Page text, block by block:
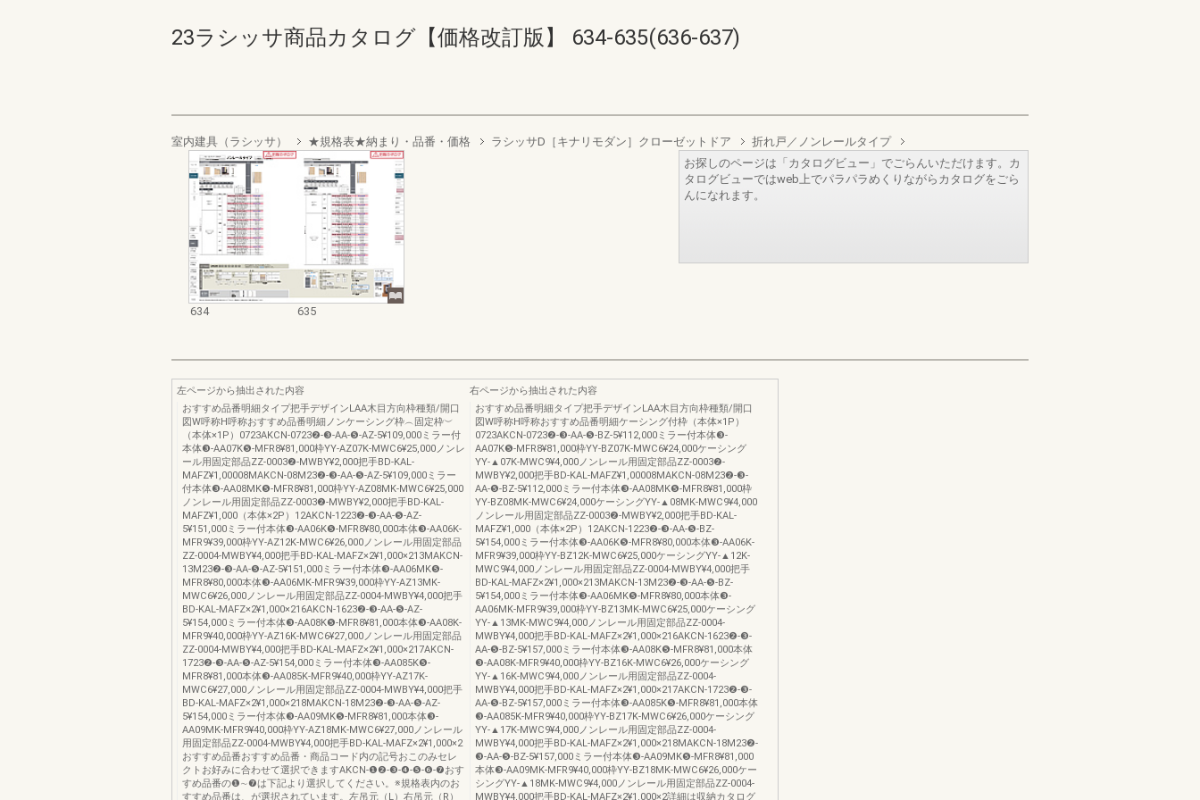
23ラシッサ商品カタログ【価格改訂版】 634-635(636-637)
室内建具（ラシッサ） ★規格表★納まり・品番・価格 ラシッサD［キナリモダン］クローゼットドア 折れ戸／ノンレールタイプ
634 635
お探しのページは「カタログビュー」でごらんいただけます。カ
タログビューではweb上でパラパラめくりながらカタログをごら
んになれます。
左ページから抽出された内容
おすすめ品番明細タイプ把手デザインLAA木目方向枠種類/開口
図W呼称H呼称おすすめ品番明細ノンケーシング枠︵固定枠︶
（本体×1P）0723AKCN-0723❷-❸-AA-❺-AZ-5¥109,000ミラー付
本体❸-AA07K❺-MFR8¥81,000枠YY-AZ07K-MWC6¥25,000ノンレ
ール用固定部品ZZ-0003❷-MWBY¥2,000把手BD-KAL-
MAFZ¥1,00008MAKCN-08M23❷-❸-AA-❺-AZ-5¥109,000ミラー
付本体❸-AA08MK❺-MFR8¥81,000枠YY-AZ08MK-MWC6¥25,000
ノンレール用固定部品ZZ-0003❷-MWBY¥2,000把手BD-KAL-
MAFZ¥1,000（本体×2P）12AKCN-1223❷-❸-AA-❺-AZ-
5¥151,000ミラー付本体❸-AA06K❺-MFR8¥80,000本体❸-AA06K-
MFR9¥39,000枠YY-AZ12K-MWC6¥26,000ノンレール用固定部品
ZZ-0004-MWBY¥4,000把手BD-KAL-MAFZ×2¥1,000×213MAKCN-
13M23❷-❸-AA-❺-AZ-5¥151,000ミラー付本体❸-AA06MK❺-
MFR8¥80,000本体❸-AA06MK-MFR9¥39,000枠YY-AZ13MK-
MWC6¥26,000ノンレール用固定部品ZZ-0004-MWBY¥4,000把手
BD-KAL-MAFZ×2¥1,000×216AKCN-1623❷-❸-AA-❺-AZ-
5¥154,000ミラー付本体❸-AA08K❺-MFR8¥81,000本体❸-AA08K-
MFR9¥40,000枠YY-AZ16K-MWC6¥27,000ノンレール用固定部品
ZZ-0004-MWBY¥4,000把手BD-KAL-MAFZ×2¥1,000×217AKCN-
1723❷-❸-AA-❺-AZ-5¥154,000ミラー付本体❸-AA085K❺-
MFR8¥81,000本体❸-AA085K-MFR9¥40,000枠YY-AZ17K-
MWC6¥27,000ノンレール用固定部品ZZ-0004-MWBY¥4,000把手
BD-KAL-MAFZ×2¥1,000×218MAKCN-18M23❷-❸-AA-❺-AZ-
5¥154,000ミラー付本体❸-AA09MK❺-MFR8¥81,000本体❸-
AA09MK-MFR9¥40,000枠YY-AZ18MK-MWC6¥27,000ノンレール
用固定部品ZZ-0004-MWBY¥4,000把手BD-KAL-MAFZ×2¥1,000×2
おすすめ品番おすすめ品番・商品コード内の記号おこのみセレ
クトお好みに合わせて選択できますAKCN-❶❷-❸-❹-❺-❻-❼おす
すめ品番の❶∼❼は下記より選択してください。※規格表内のお
すすめ品番は、が選択されています。左吊元（L）右吊元（R）
右ページから抽出された内容
おすすめ品番明細タイプ把手デザインLAA木目方向枠種類/開口
図W呼称H呼称おすすめ品番明細ケーシング付枠（本体×1P）
0723AKCN-0723❷-❸-AA-❺-BZ-5¥112,000ミラー付本体❸-
AA07K❺-MFR8¥81,000枠YY-BZ07K-MWC6¥24,000ケーシング
YY-▲07K-MWC9¥4,000ノンレール用固定部品ZZ-0003❷-
MWBY¥2,000把手BD-KAL-MAFZ¥1,00008MAKCN-08M23❷-❸-
AA-❺-BZ-5¥112,000ミラー付本体❸-AA08MK❺-MFR8¥81,000枠
YY-BZ08MK-MWC6¥24,000ケーシングYY-▲08MK-MWC9¥4,000
ノンレール用固定部品ZZ-0003❷-MWBY¥2,000把手BD-KAL-
MAFZ¥1,000（本体×2P）12AKCN-1223❷-❸-AA-❺-BZ-
5¥154,000ミラー付本体❸-AA06K❺-MFR8¥80,000本体❸-AA06K-
MFR9¥39,000枠YY-BZ12K-MWC6¥25,000ケーシングYY-▲12K-
MWC9¥4,000ノンレール用固定部品ZZ-0004-MWBY¥4,000把手
BD-KAL-MAFZ×2¥1,000×213MAKCN-13M23❷-❸-AA-❺-BZ-
5¥154,000ミラー付本体❸-AA06MK❺-MFR8¥80,000本体❸-
AA06MK-MFR9¥39,000枠YY-BZ13MK-MWC6¥25,000ケーシング
YY-▲13MK-MWC9¥4,000ノンレール用固定部品ZZ-0004-
MWBY¥4,000把手BD-KAL-MAFZ×2¥1,000×216AKCN-1623❷-❸-
AA-❺-BZ-5¥157,000ミラー付本体❸-AA08K❺-MFR8¥81,000本体
❸-AA08K-MFR9¥40,000枠YY-BZ16K-MWC6¥26,000ケーシング
YY-▲16K-MWC9¥4,000ノンレール用固定部品ZZ-0004-
MWBY¥4,000把手BD-KAL-MAFZ×2¥1,000×217AKCN-1723❷-❸-
AA-❺-BZ-5¥157,000ミラー付本体❸-AA085K❺-MFR8¥81,000本体
❸-AA085K-MFR9¥40,000枠YY-BZ17K-MWC6¥26,000ケーシング
YY-▲17K-MWC9¥4,000ノンレール用固定部品ZZ-0004-
MWBY¥4,000把手BD-KAL-MAFZ×2¥1,000×218MAKCN-18M23❷-
❸-AA-❺-BZ-5¥157,000ミラー付本体❸-AA09MK❺-MFR8¥81,000
本体❸-AA09MK-MFR9¥40,000枠YY-BZ18MK-MWC6¥26,000ケー
シングYY-▲18MK-MWC9¥4,000ノンレール用固定部品ZZ-0004-
MWBY¥4,000把手BD-KAL-MAFZ×2¥1,000×2詳細は収納カタログ